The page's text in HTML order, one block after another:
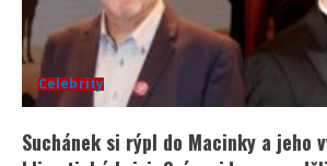
Celebrity
Suchánek si rýpl do Macinky a jeho